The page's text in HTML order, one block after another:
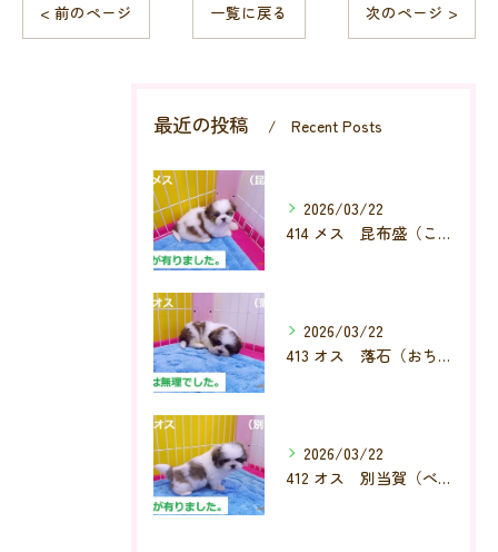
< 前のページ 一覧に戻る 次のページ >
最近の投稿 Recent Posts
2026/03/22
414 メス 昆布盛（こんぶもり）
2026/03/22
413 オス 落石（おちいし）
2026/03/22
412 オス 別当賀（べっとが）